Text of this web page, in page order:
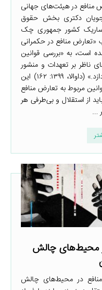
منافع در هیئت‌های جهانی
دکتری بخش حقوق
کشور جمهوری چک
«تعارض منافع در حکمرانی
است، به «بررسی قوانین
ناظر بر تعهدات و منشور
حقوق بشر در سازمان ملل می‌پردازد.» (داوالا، ۱۳۹۹: ۱۶۲) این
مربوط به تعارض منافع
از استقلال و بی‌طرفی هر
...
محیط‌های چالش
در محیط‌های چالش